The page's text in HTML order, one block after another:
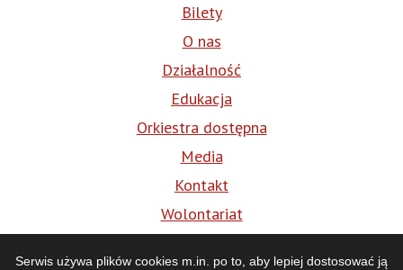
Serwis używa plików cookies m.in. po to, aby lepiej dostosować ją
Bilety
O nas
Działalność
Edukacja
Orkiestra dostępna
Media
Kontakt
Wolontariat